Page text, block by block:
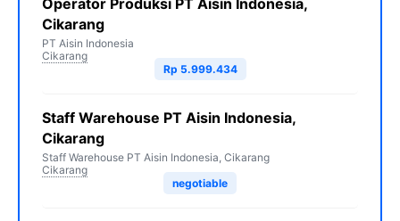
Operator Produksi PT Aisin Indonesia,
Cikarang
PT Aisin Indonesia
Cikarang
Rp 5.999.434
Staff Warehouse PT Aisin Indonesia,
Cikarang
Staff Warehouse PT Aisin Indonesia, Cikarang
Cikarang
negotiable